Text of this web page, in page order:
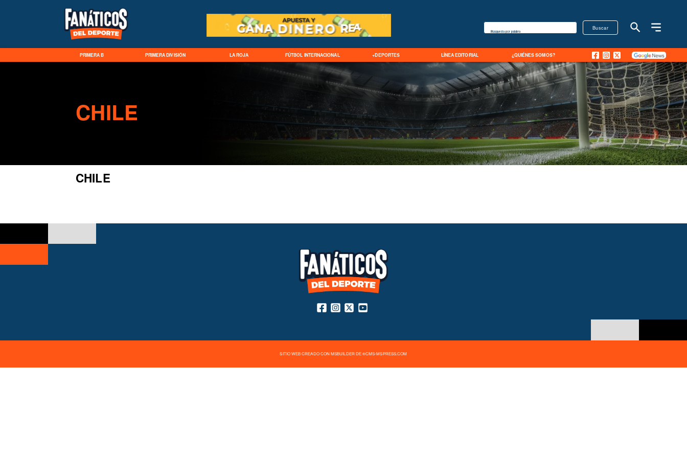
PRIMERA B PRIMERA DIVISIÓN LA ROJA FÚTBOL INTERNACIONAL +DEPORTES LÍNEA EDITORIAL ¿QUIÉNES SOMOS?
Buscar
Búsqueda por palabra
CHILE
CHILE
SITIO WEB CREADO CON MSBUILDER DE ®CMS-MSPRESS.COM